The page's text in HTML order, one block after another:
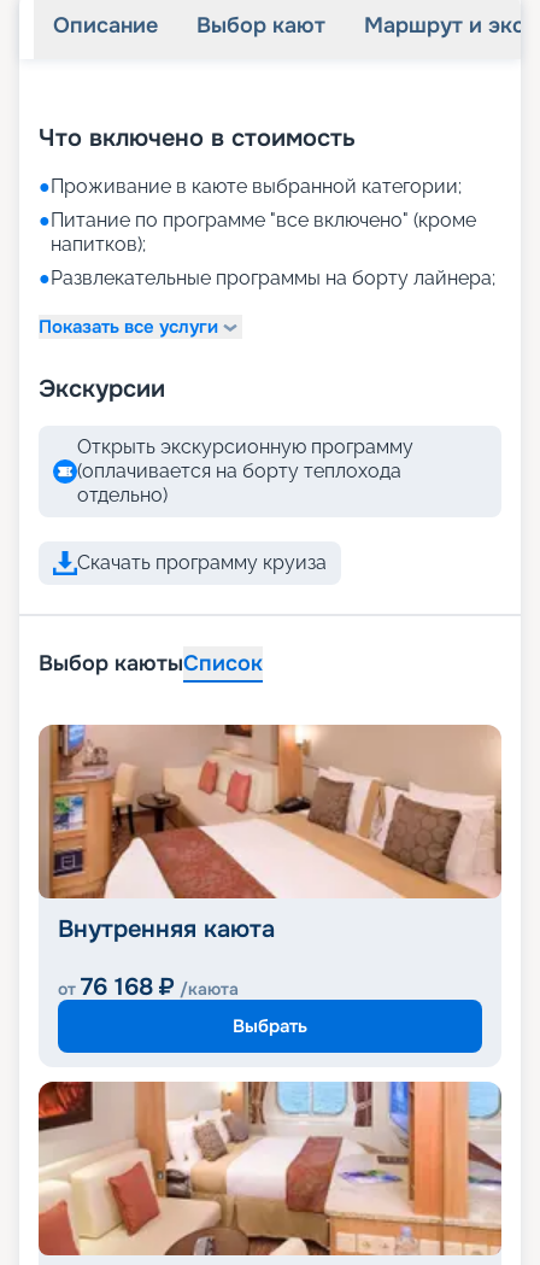
Описание Выбор кают Маршрут и
Что включено в стоимость
●Проживание в каюте выбранной категории;
●Питание по программе "все включено" (кроме
напитков);
●Развлекательные программы на борту лайнера;
Показать все услуги
Экскурсии
Открыть экскурсионную программу
(оплачивается на борту теплохода
отдельно)
Скачать программу круиза
Выбор каютыСписок
Внутренняя каюта
от 76 168 ₽ /каюта
Выбрать